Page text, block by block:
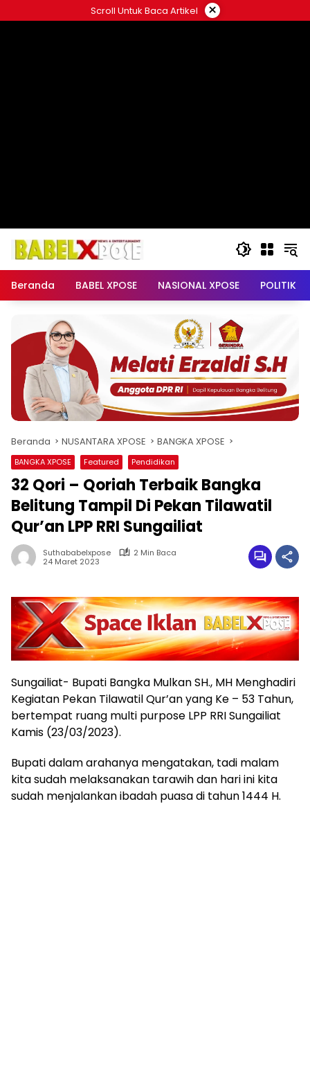
ke
Scroll Untuk Baca Artikel ×
Beranda BABEL XPOSE NASIONAL XPOSE POLITIK
Beranda NUSANTARA XPOSE BANGKA XPOSE
BANGKA XPOSE Featured Pendidikan
32 Qori – Qoriah Terbaik Bangka
Belitung Tampil Di Pekan Tilawatil
Qur’an LPP RRI Sungailiat
Suthababelxpose
2 Min Baca
24 Maret 2023
Sungailiat- Bupati Bangka Mulkan SH., MH Menghadiri
bertempat ruang multi purpose LPP RRI Sungailiat
Kamis (23/03/2023).
Bupati dalam arahanya mengatakan, tadi malam